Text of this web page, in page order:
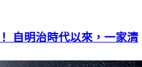
自明治時代以來，一家清